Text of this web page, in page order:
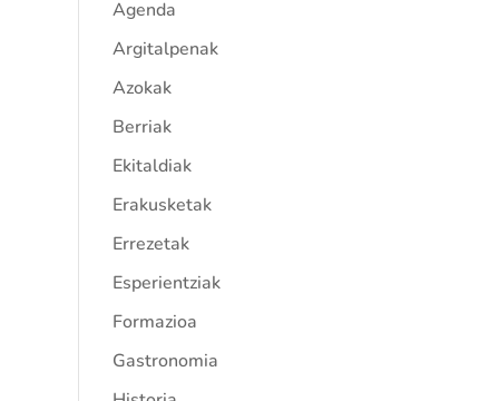
Agenda
Argitalpenak
Azokak
Berriak
Ekitaldiak
Erakusketak
Errezetak
Esperientziak
Formazioa
Gastronomia